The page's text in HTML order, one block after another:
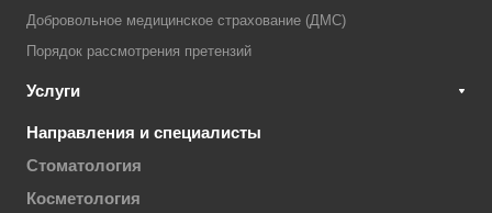
Добровольное медицинское страхование (ДМС)
Порядок рассмотрения претензий
Услуги
Направления и специалисты
Стоматология
Косметология